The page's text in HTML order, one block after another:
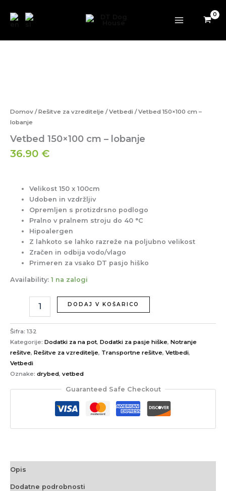
Domov /Rešitve za vzreditelje /Vetbedi / Vetbed 150×100 cm –
lobanje
Vetbed 150×100 cm – lobanje
36.90 €
Velikost 150 x 100cm
Udoben in vzdržljiv
Opremljen s protizdrsno podlogo
Pralno v pralnem stroju do 40 °C
Hipoalergen
Z lahkoto se lahko razreže na poljubno velikost
Zračen in odbija vodo/vlago
Primeren za vsako DT pasjo hiško
Availability: 1 na zalogi
DODAJ V KOŠARICO
Šifra: 132
Kategorije: Dodatki za na pot, Dodatki za pasje hiške, Notranje
rešitve, Rešitve za vzreditelje, Transportne rešitve, Vetbedi,
Vetbedi
Oznake: drybed, vetbed
Guaranteed Safe Checkout
Opis
Dodatne podrobnosti
lobanje